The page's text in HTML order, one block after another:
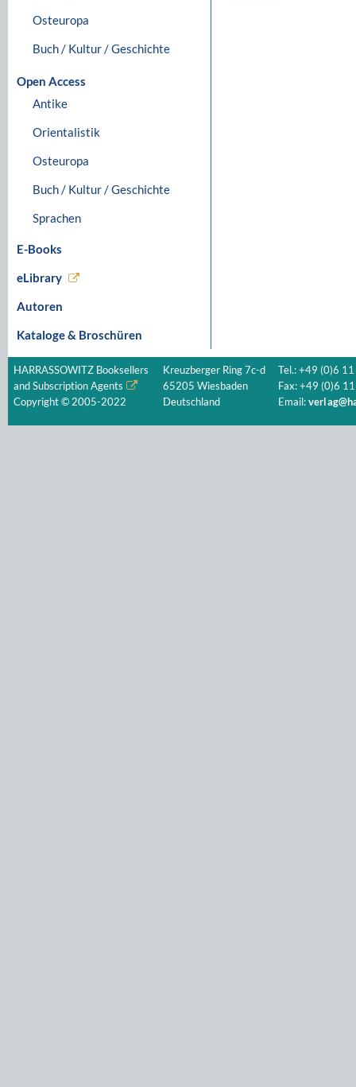
Osteuropa
Buch / Kultur / Geschichte
Open Access
Antike
Orientalistik
Osteuropa
Buch / Kultur / Geschichte
Sprachen
E-Books
eLibrary
Autoren
Kataloge & Broschüren
HARRASSOWITZ Booksellers
and Subscription Agents
Copyright © 2005-2022
Kreuzberger Ring 7c-d
65205 Wiesbaden
Deutschland
Tel.: +49 (0)6
Fax: +49 (0)6
Email: